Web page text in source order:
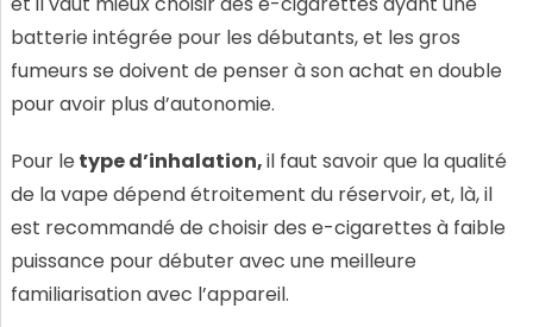
batterie intégrée pour les débutants, et les gros
fumeurs se doivent de penser à son achat en double
pour avoir plus d’autonomie.
Pour le type d’inhalation,il faut savoir que la qualité
de la vape dépend étroitement du réservoir, et, là, il
est recommandé de choisir des e-cigarettes à faible
puissance pour débuter avec une meilleure
familiarisation avec l’appareil.